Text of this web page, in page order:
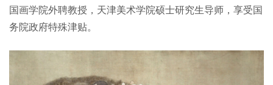
国画学院外聘教授，天津美术学院硕士研究生导师，享受国
务院政府特殊津贴。